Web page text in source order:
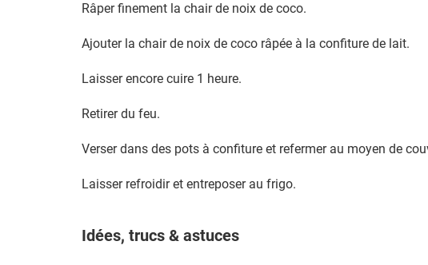
Râper finement la chair de noix de coco.
Ajouter la chair de noix de coco râpée à la confiture de lait.
Laisser encore cuire 1 heure.
Retirer du feu.
Verser dans des pots à confiture et refermer au moyen de
Laisser refroidir et entreposer au frigo.
Idées, trucs & astuces